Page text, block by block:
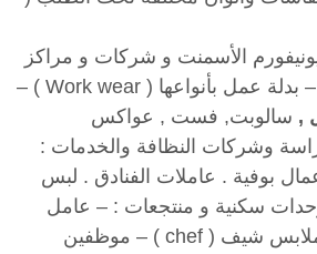
الأسمنت و شركات و مراكز
) بدلة عمل بأنواعها ( Work wear ) –
, سالوبت, فست , عواكس
وشركات النظافة والخدمات :
بوفية . عاملات الفنادق . لبس
سكنية و منتجعات : – عامل
شيف ( chef ) –
موظفين